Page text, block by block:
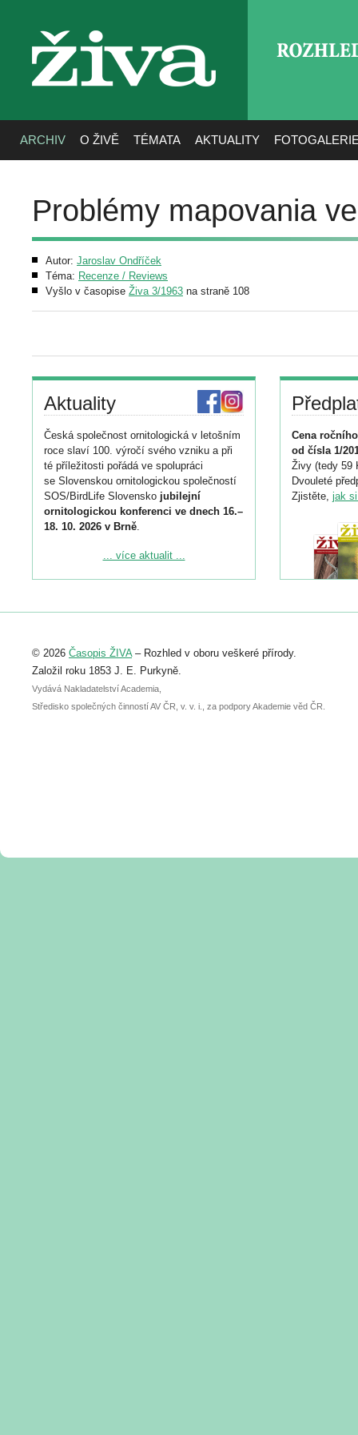
živa
ARCHIV O ŽIVĚ TÉMATA AKTUALITY
Problémy mapovania
Autor: Jaroslav Ondříček
Téma: Recenze / Reviews
Vyšlo v časopise Živa 3/1963 na straně 108
Aktuality
Česká společnost ornitologická v letošním
roce slaví 100. výročí svého vzniku a při
té příležitosti pořádá ve spolupráci
se Slovenskou ornitologickou společností
SOS/BirdLife Slovensko jubilejní
ornitologickou konferenci ve dnech 16.–
18. 10. 2026 v Brně.
Podrobnější informace ke konferenci
Registrovat se můžete do 6. září.
abstraktu přihlášené přednášky nebo
posteru je už 30. června.
... více aktualit ...
Cena
od čísla 1/
Živy (tedy 59
Dvouleté
Zjistěte, jak
© 2026 Časopis ŽIVA– Rozhled v oboru veškeré přírody.
Založil roku 1853 J. E. Purkyně.
Vydává Nakladatelství Academia,
Středisko společných činností AV ČR, v. v. i., za podpory Akademie věd ČR.